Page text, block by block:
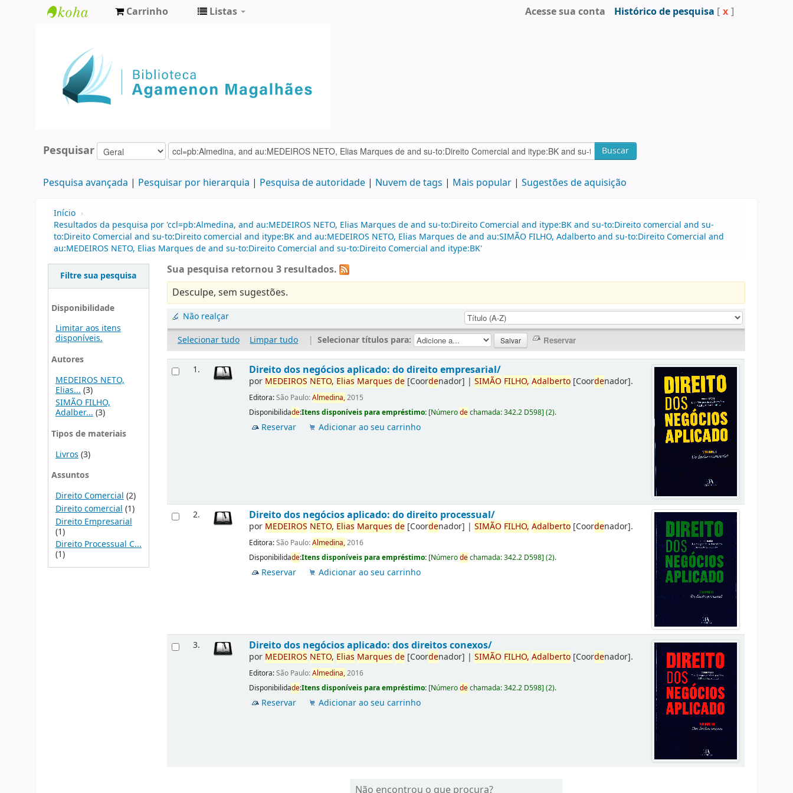
Agamenon
Magalhães
Carrinho Listas Acesse sua conta Histórico de pesquisa [ x ]
Pesquisar Buscar
Pesquisa avançada Pesquisar por hierarquia Pesquisa de autoridade Nuvem de tags Mais popular Sugestões de aquisição
Início ›
Resultados da pesquisa por 'ccl=pb:Almedina, and au:MEDEIROS NETO, Elias Marques de and su-to:Direito Comercial and itype:BK and su-to:Direito comercial and su-
to:Direito Comercial and su-to:Direito comercial and itype:BK and au:MEDEIROS NETO, Elias Marques de and au:SIMÃO FILHO, Adalberto and su-to:Direito Comercial and
au:MEDEIROS NETO, Elias Marques de and su-to:Direito Comercial and su-to:Direito Comercial and itype:BK'
Filtre sua pesquisa
Disponibilidade
Limitar aos itens
disponíveis.
Autores
MEDEIROS NETO,
Elias... (3)
SIMÃO FILHO,
Adalber...(3)
Tipos de materiais
Livros (3)
Assuntos
Direito Comercial (2)
Direito comercial (1)
Direito Empresarial
(1)
Direito Processual C...
(1)
Sua pesquisa retornou 3 resultados.
Desculpe, sem sugestões.
Não realçar
Selecionar tudo
Limpar tudo | Selecionar títulos para:
1. Direito dos negócios aplicado: do direito empresarial/
por MEDEIROS NETO, Elias Marques de [Coordenador] |SIMÃO FILHO, Adalberto [Coordenador].
Editora:São Paulo:Almedina,2015
Disponibilidade:Itens disponíveis para empréstimo: [Númerodechamada:342.2 D598](2).
Reservar Adicionar ao seu carrinho
2. Direito dos negócios aplicado: do direito processual/
por MEDEIROS NETO, Elias Marques de [Coordenador] |SIMÃO FILHO, Adalberto [Coordenador].
Editora:São Paulo:Almedina,2016
Disponibilidade:Itens disponíveis para empréstimo: [Númerodechamada:342.2 D598](2).
Reservar Adicionar ao seu carrinho
3. Direito dos negócios aplicado: dos direitos conexos/
por MEDEIROS NETO, Elias Marques de [Coordenador] |SIMÃO FILHO, Adalberto [Coordenador].
Editora:São Paulo:Almedina,2016
Disponibilidade:Itens disponíveis para empréstimo: [Númerodechamada:342.2 D598](2).
Reservar Adicionar ao seu carrinho